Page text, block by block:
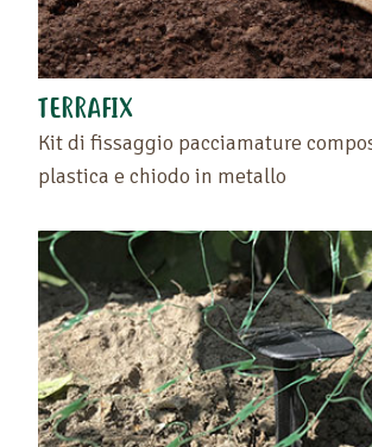
TERRAFIX
Kit di fissaggio pacciamature
plastica e chiodo in metallo